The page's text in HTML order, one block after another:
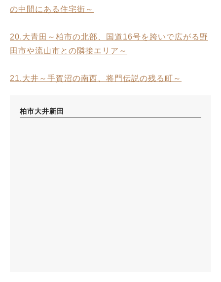
の中間にある住宅街～
20.大青田～柏市の北部、国道16号を跨いで広がる野
田市や流山市との隣接エリア～
21.大井～手賀沼の南西、将門伝説の残る町～
柏市大井新田